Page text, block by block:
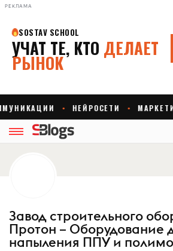
РЕКЛАМА
Завод строительного
Протон – Оборудование
напыления ППУ и